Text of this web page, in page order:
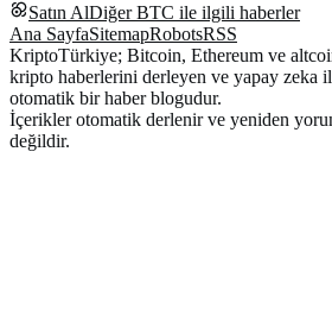
Satın AlDiğerBTC ile ilgili haberler
Ana SayfaSitemapRobotsRSS
KriptoTürkiye; Bitcoin, Ethereum ve
kripto haberlerini derleyen ve yapay zeka
otomatik bir haber blogudur.
İçerikler otomatik derlenir ve yeniden
değildir.